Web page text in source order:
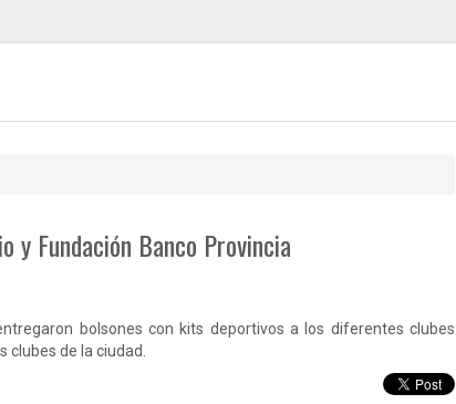
y Fundación Banco Provincia
bolsones con kits deportivos a los diferentes clubes
de la ciudad.